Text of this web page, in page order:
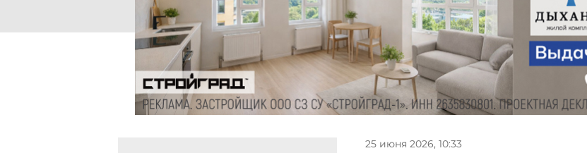
25 июня 2026, 10:33